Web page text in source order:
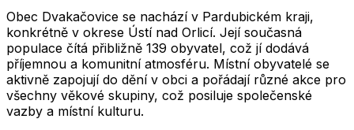
Obec Dvakačovice se nachází v Pardubickém kraji,
konkrétně v okrese Ústí nad Orlicí. Její současná
populace čítá přibližně 139 obyvatel, což jí dodává
příjemnou a komunitní atmosféru. Místní obyvatelé se
aktivně zapojují do dění v obci a pořádají různé akce pro
všechny věkové skupiny, což posiluje společenské
vazby a místní kulturu.